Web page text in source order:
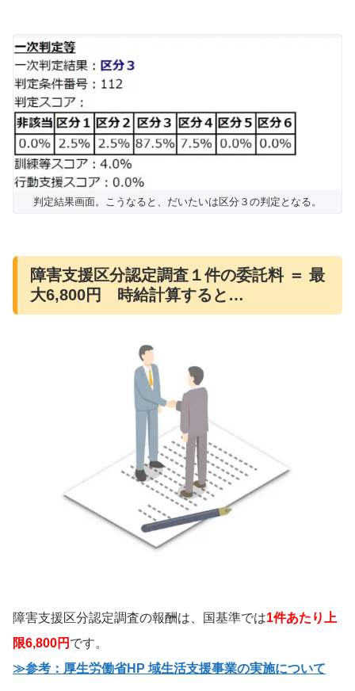
判定結果画面。こうなると、だいたいは区分３の判定となる。
障害支援区分認定調査１件の委託料 ＝ 最
大6,800円 時給計算すると…
障害支援区分認定調査の報酬は、国基準では1件あたり上
限6,800円 です。
≫参考：厚生労働省HP 域生活支援事業の実施について